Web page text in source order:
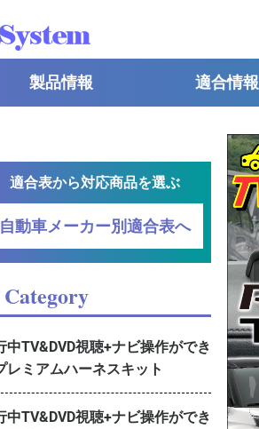
製品情報 適合情報
適合表から対応商品を選ぶ
自動車メーカー別適合表へ
Category
中TV&DVD視聴+ナビ操作ができ
レミアムハーネスキット
中TV&DVD視聴+ナビ操作ができ